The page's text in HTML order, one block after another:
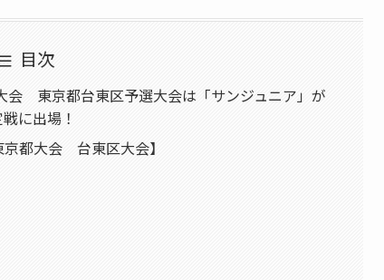
目次
会 東京都台東区予選大会は「サンジュニア」が
に出場！
京都大会 台東区大会】